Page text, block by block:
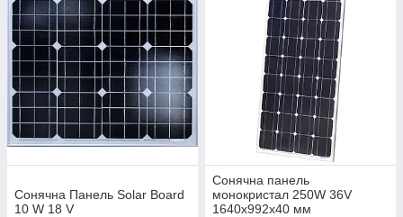
Сонячна Панель Solar Board
10 W 18 V
Сонячна панель
монокристал 250W 36V
1640x992x40 мм